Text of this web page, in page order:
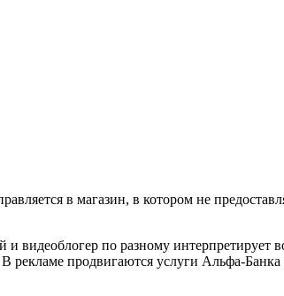
в магазин, в котором не
по разному интерпретирует
рекламе продвигаются услуги Альфа-Банка